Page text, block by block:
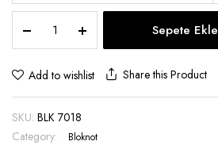
75’lik
|
-
BLK
7018
Sepete Ekle
Add to wishlist Share this Product
SKU: BLK 7018
Category:
Bloknot